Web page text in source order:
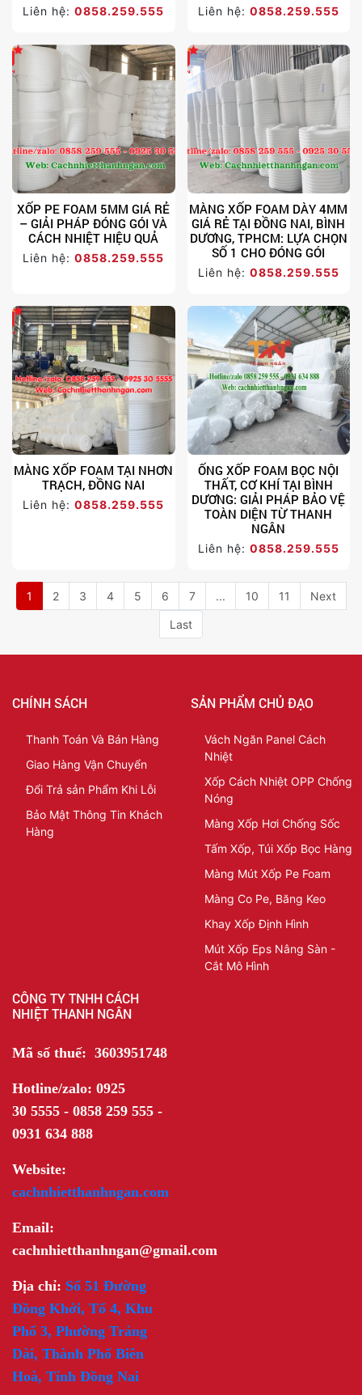
Liên hệ:0858.259.555 Liên hệ: 0858.259.555
XỐP PE FOAM 5MM GIÁ RẺ
– GIẢI PHÁP ĐÓNG GÓI VÀ
CÁCH NHIỆT HIỆU QUẢ
Liên hệ:0858.259.555
MÀNG XỐP FOAM DÀY 4MM
GIÁ RẺ TẠI ĐỒNG NAI, BÌNH
DƯƠNG, TPHCM: LỰA CHỌN
SỐ 1 CHO ĐÓNG GÓI
Liên hệ: 0858.259.555
MÀNG XỐP FOAM TẠI NHƠN
TRẠCH, ĐỒNG NAI
Liên hệ:0858.259.555
ỐNG XỐP FOAM BỌC NỘI
THẤT, CƠ KHÍ TẠI BÌNH
DƯƠNG: GIẢI PHÁP BẢO VỆ
TOÀN DIỆN TỪ THANH
NGÂN
Liên hệ: 0858.259.555
1 2 3 4 5 6 7 ... 10 11 Next
Last
CHÍNH SÁCH
Thanh Toán Và Bán Hàng
Giao Hàng Vận Chuyển
Đổi Trả sản Phẩm Khi Lỗi
Bảo Mật Thông Tin Khách
Hàng
SẢN PHẨM CHỦ ĐẠO
Vách Ngăn Panel Cách
Nhiệt
Xốp Cách Nhiệt OPP Chống
Nóng
Màng Xốp Hơi Chống Sốc
Tấm Xốp, Túi Xốp Bọc Hàng
Màng Mút Xốp Pe Foam
Màng Co Pe, Băng Keo
Khay Xốp Định Hình
Mút Xốp Eps Nâng Sàn -
Cắt Mô Hình
CÔNG TY TNHH CÁCH
NHIỆT THANH NGÂN
Mã số thuế: 3603951748
Hotline/zalo: 0925
30 5555 - 0858 259 555 -
0931 634 888
Website:
cachnhietthanhngan.com
Email:
cachnhietthanhngan@gmail.com
Địa chỉ: Số 51 Đường
Đồng Khởi, Tổ 4, Khu
Phố 3, Phường Trảng
Dài, Thành Phố Biên
Hoà, Tỉnh Đồng Nai